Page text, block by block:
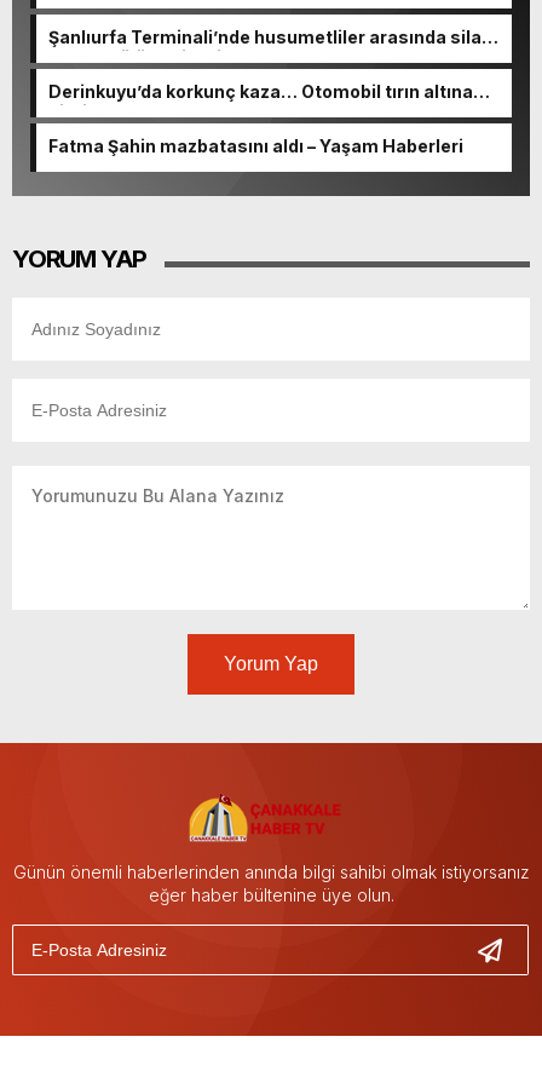
Şanlıurfa Terminali’nde husumetliler arasında silahlı
kavga: 1 ölü, 2’si polis 10 yaralı
Derinkuyu’da korkunç kaza… Otomobil tırın altına
girdi
Fatma Şahin mazbatasını aldı – Yaşam Haberleri
YORUM YAP
Yorum Yap
Günün önemli haberlerinden anında bilgi sahibi olmak istiyorsanız
eğer haber bültenine üye olun.